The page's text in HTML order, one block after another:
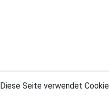
Diese Seite verwendet